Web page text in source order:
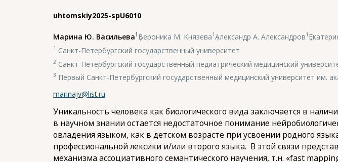
uhtomskiy2025-spU6010
Марина Ю. Васильева1 ,
Вероника М. Князева1,
Александр А. Александров1 ,
1 Санкт-Петербургский государственный университет
2 Санкт-Петербургский государственный педиатрический медицинский
3 Первый Санкт-Петербургский государственный медицинский университет им.
marinajv@list.ru
Уникальность человека как биологического вида заключается в
в научном знании остается недостаточное понимание
овладения языком, как в детском возрасте при усвоении родного
профессиональной лексики и/или второго языка. В этой связи
механизма ассоциативного семантического научения, т.н. «fast